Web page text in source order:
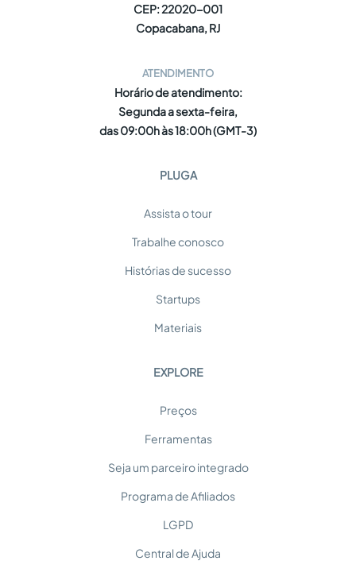
CEP: 22020-001
Copacabana, RJ
ATENDIMENTO
Horário de atendimento:
Segunda a sexta-feira,
das 09:00h às 18:00h (GMT-3)
PLUGA
Assista o tour
Trabalhe conosco
Histórias de sucesso
Startups
Materiais
EXPLORE
Preços
Ferramentas
Seja um parceiro integrado
Programa de Afiliados
LGPD
Central de Ajuda